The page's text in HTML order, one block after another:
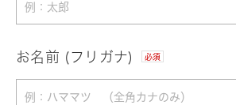
お名前 (フリガナ) 必須